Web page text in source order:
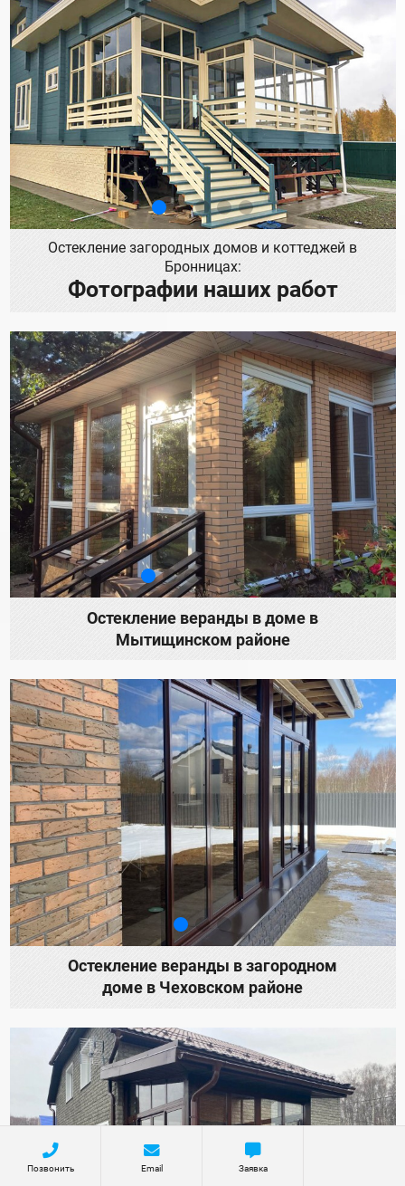
Остекление загородных домов и коттеджей в
Бронницах:
Фотографии наших работ
Остекление веранды в доме в
Мытищинском районе
Остекление веранды в загородном
доме в Чеховском районе
Позвонить Email Заявка